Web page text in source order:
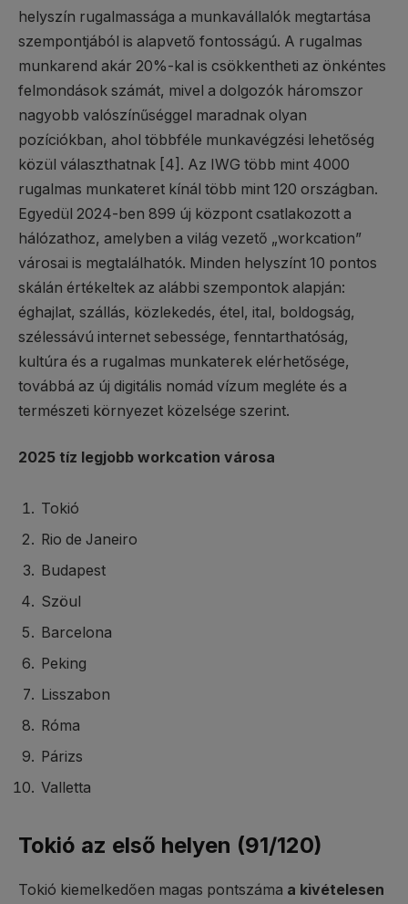
helyszín rugalmassága a munkavállalók megtartása
szempontjából is alapvető fontosságú. A rugalmas
munkarend akár 20%-kal is csökkentheti az önkéntes
felmondások számát, mivel a dolgozók háromszor
nagyobb valószínűséggel maradnak olyan
pozíciókban, ahol többféle munkavégzési lehetőség
közül választhatnak [4]. Az IWG több mint 4000
rugalmas munkateret kínál több mint 120 országban.
Egyedül 2024-ben 899 új központ csatlakozott a
hálózathoz, amelyben a világ vezető „workcation”
városai is megtalálhatók. Minden helyszínt 10 pontos
skálán értékeltek az alábbi szempontok alapján:
éghajlat, szállás, közlekedés, étel, ital, boldogság,
szélessávú internet sebessége, fenntarthatóság,
kultúra és a rugalmas munkaterek elérhetősége,
továbbá az új digitális nomád vízum megléte és a
természeti környezet közelsége szerint.
2025 tíz legjobb workcation városa
Tokió
Rio de Janeiro
Budapest
Szöul
Barcelona
Peking
Lisszabon
Róma
Párizs
Valletta
Tokió az első helyen (91/120)
Tokió kiemelkedően magas pontszáma a kivételesen